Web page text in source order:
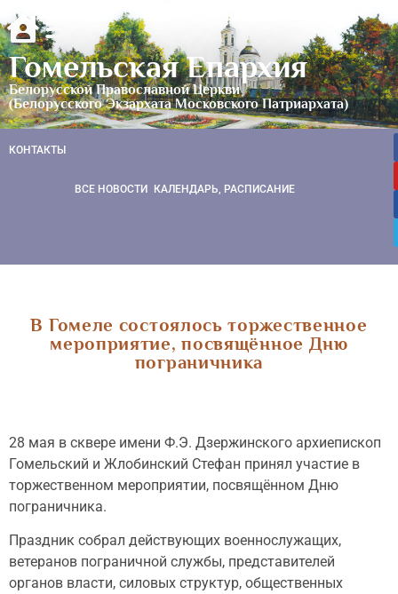
Гомельская Епархия
Белорусской Православной Церкви
(Белорусского Экзархата Московского Патриархата)
КОНТАКТЫ
ВСЕ НОВОСТИ КАЛЕНДАРЬ, РАСПИСАНИЕ
В Гомеле состоялось торжественное
мероприятие, посвящённое Дню
пограничника
28 мая в сквере имени Ф.Э. Дзержинского архиепископ
Гомельский и Жлобинский Стефан принял участие в
торжественном мероприятии, посвящённом Дню
пограничника.
Праздник собрал действующих военнослужащих,
ветеранов пограничной службы, представителей
органов власти, силовых структур, общественных